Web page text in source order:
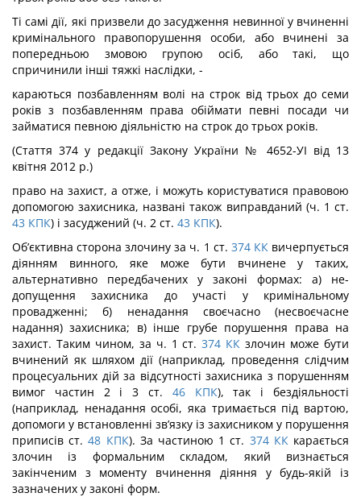
Ті самі дії, які призвели до засудження невинної у вчиненні
кримінального правопорушення особи, або вчинені за
попередньою змовою групою осіб, або такі, що
спричинили інші тяжкі наслідки, -
караються позбавленням волі на строк від трьох до семи
років з позбавленням права обіймати певні посади чи
займатися певною діяльністю на строк до трьох років.
(Стаття 374 у редакції Закону України № 4652-УІ від 13
квітня 2012 р.)
право на захист, а отже, і можуть користуватися правовою
допомогою захисника, на­звані також виправданий (ч. 1 ст.
43 КПК) і засуджений (ч. 2 ст. 43 КПК).
Об’єктивна сторона злочину за ч. 1 ст. 374 ККвичерпується
діянням винного, яке може бути вчинене у таких,
альтернативно передбачених у законі формах: а) не­
допущення захисника до участі у кримінальному
провадженні; б) ненадання своєчас­но (несвоєчасне
надання) захисника; в) інше грубе порушення права на
захист. Таким чином, за ч. 1 ст. 374 КК злочин може бути
вчинений як шляхом дії (наприклад, про­ведення слідчим
процесуальних дій за відсутності захисника з порушенням
вимог частин 2 і 3 ст. 46 КПК), так і бездіяльності
(наприклад, ненадання особі, яка трима­ється під вартою,
допомоги у встановленні зв’язку із захисником у порушення
при­писів ст. 48 КПК). За частиною 1 ст. 374 ККкарається
злочин із формальним складом, який визнається
закінченим з моменту вчинення діяння у будь-якій із
зазначених у законі форм.